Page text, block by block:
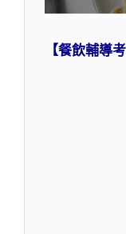
【餐飲輔導